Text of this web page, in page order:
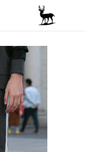
تخطي للذهاب إلى المحتوى